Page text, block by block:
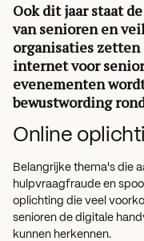
Ook dit jaar staat
van senioren en
organisaties
internet voor
evenementen
bewustwording
Online
Belangrijke thema's die
hulpvraagfraude en
oplichting die veel
senioren de digitale
kunnen herkennen.